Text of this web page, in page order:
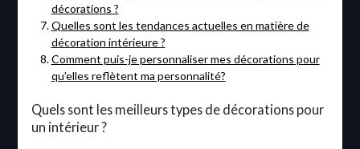
décorations ?
Quelles sont les tendances actuelles en matière de
décoration intérieure ?
Comment puis-je personnaliser mes décorations pour
qu’elles reflètent ma personnalité?
Quels sont les meilleurs types de décorations pour
un intérieur ?